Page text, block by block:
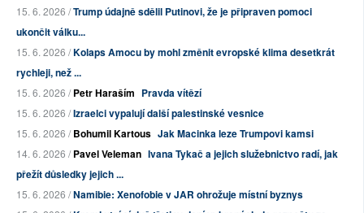
15. 6. 2026 /Trump údajně sdělil Putinovi, že je připraven pomoci
ukončit válku...
15. 6. 2026 /Kolaps Amocu by mohl změnit evropské klima desetkrát
rychleji, než ...
15. 6. 2026 /Petr Haraším Pravda vítězí
15. 6. 2026 /Izraelci vypalují další palestinské vesnice
15. 6. 2026 /Bohumil Kartous Jak Macinka leze Trumpovi kamsi
14. 6. 2026 /Pavel Veleman Ivana Tykač a jejich služebnictvo radí, jak
přežít důsledky jejich ...
15. 6. 2026 /Namibie: Xenofobie v JAR ohrožuje místní byznys